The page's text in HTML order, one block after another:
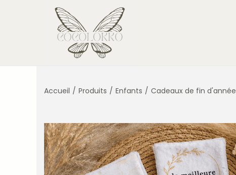
Accueil / Produits / Enfants / Cadeaux de fin d'année